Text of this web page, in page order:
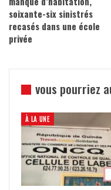
soixante-six sinistrés
recasés dans une école
privée
vous pourriez
À LA UNE